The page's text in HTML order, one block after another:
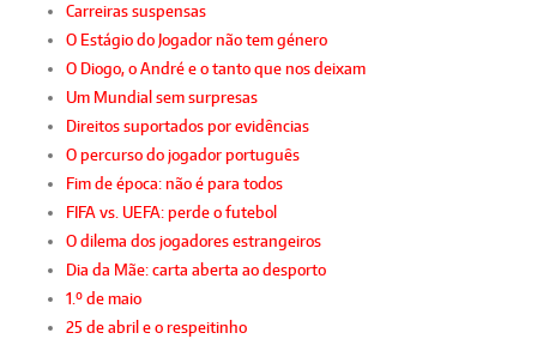
Carreiras suspensas
O Estágio do Jogador não tem género
O Diogo, o André e o tanto que nos deixam
Um Mundial sem surpresas
Direitos suportados por evidências
O percurso do jogador português
Fim de época: não é para todos
FIFA vs. UEFA: perde o futebol
O dilema dos jogadores estrangeiros
Dia da Mãe: carta aberta ao desporto
1.º de maio
25 de abril e o respeitinho